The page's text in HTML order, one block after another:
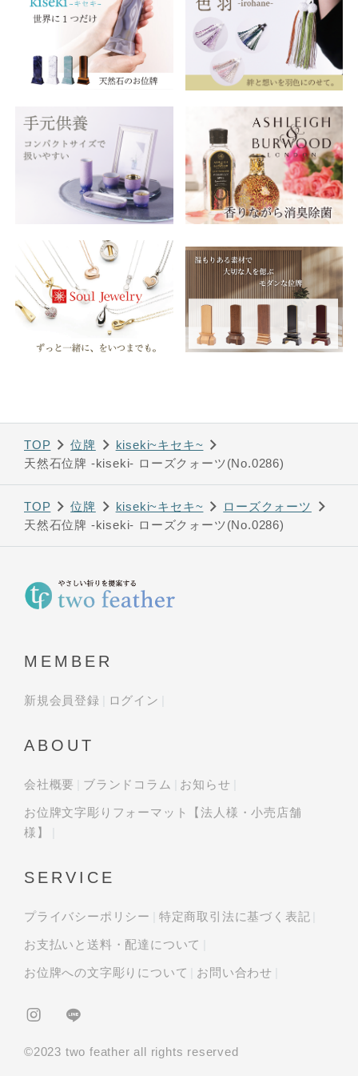
TOP 位牌
kiseki~キセキ~
天然石位牌 -kiseki- ローズクォーツ(No.0286)
TOP 位牌 kiseki~キセキ~
ローズクォーツ
天然石位牌 -kiseki- ローズクォーツ(No.0286)
MEMBER
新規会員登録 ログイン
ABOUT
会社概要 ブランドコラム お知らせ
お位牌文字彫りフォーマット【法人様・小売店舗
様】
SERVICE
プライバシーポリシー 特定商取引法に基づく表記
お支払いと送料・配達について
お位牌への文字彫りについて お問い合わせ
©︎2023 two feather all rights reserved